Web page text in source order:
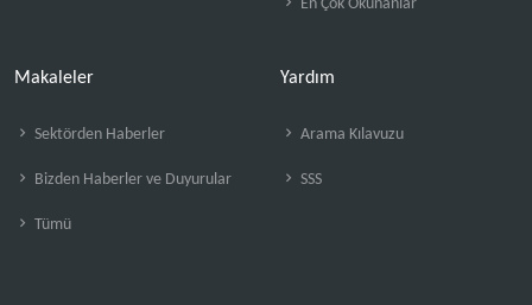
En Çok Okunanlar
Makaleler
Sektörden Haberler
Bizden Haberler ve Duyurular
Tümü
Yardım
Arama Kılavuzu
SSS